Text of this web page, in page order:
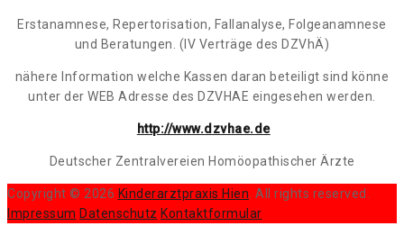
Erstanamnese, Repertorisation, Fallanalyse, Folgeanamnese
und Beratungen. (IV Verträge des DZVhÄ)
nähere Information welche Kassen daran beteiligt sind könne
unter der WEB Adresse des DZVHAE eingesehen werden.
http://www.dzvhae.de
Deutscher Zentralvereien Homöopathischer Ärzte
Copyright © 2026 Kinderarztpraxis Hien . All rights reserved.
Impressum Datenschutz Kontaktformular